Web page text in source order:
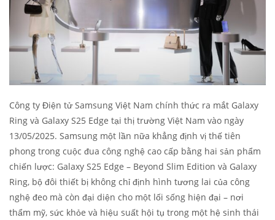
Công ty Điện tử Samsung Việt Nam chính thức ra mắt Galaxy
Ring và Galaxy S25 Edge tại thị trường Việt Nam vào ngày
13/05/2025. Samsung một lần nữa khẳng định vị thế tiên
phong trong cuộc đua công nghệ cao cấp bằng hai sản phẩm
chiến lược: Galaxy S25 Edge – Beyond Slim Edition và Galaxy
Ring, bộ đôi thiết bị không chỉ định hình tương lai của công
nghệ đeo mà còn đại diện cho một lối sống hiện đại – nơi
thẩm mỹ, sức khỏe và hiệu suất hội tụ trong một hệ sinh thái